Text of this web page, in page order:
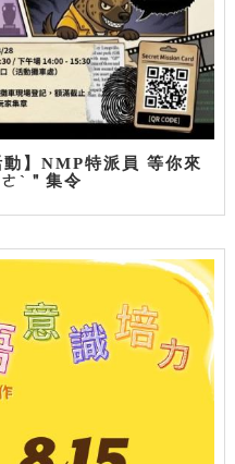
動】NMP特派員 等你來
ˋ＂集令